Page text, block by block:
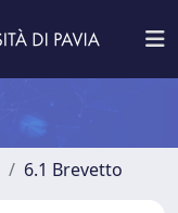
6.1 Brevetto